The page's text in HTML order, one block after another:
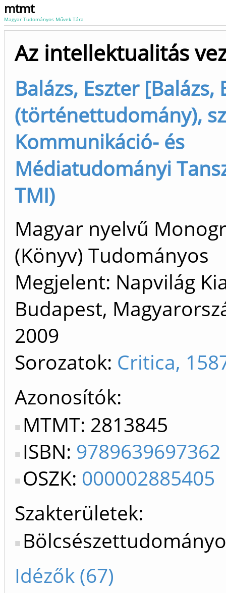
mtmt
Magyar Tudományos Művek Tára
Az intellektualitás
Balázs, Eszter [Balázs,
(történettudomány),
Kommunikáció- és
Médiatudományi
TMI)
Magyar nyelvű
(Könyv) Tudományos
Megjelent: Napvilág
Budapest,
2009
Sorozatok: Critica,
Azonosítók
MTMT: 2813845
ISBN: 9789639697362
OSZK: 000002885405
Szakterületek:
Idézők (67)